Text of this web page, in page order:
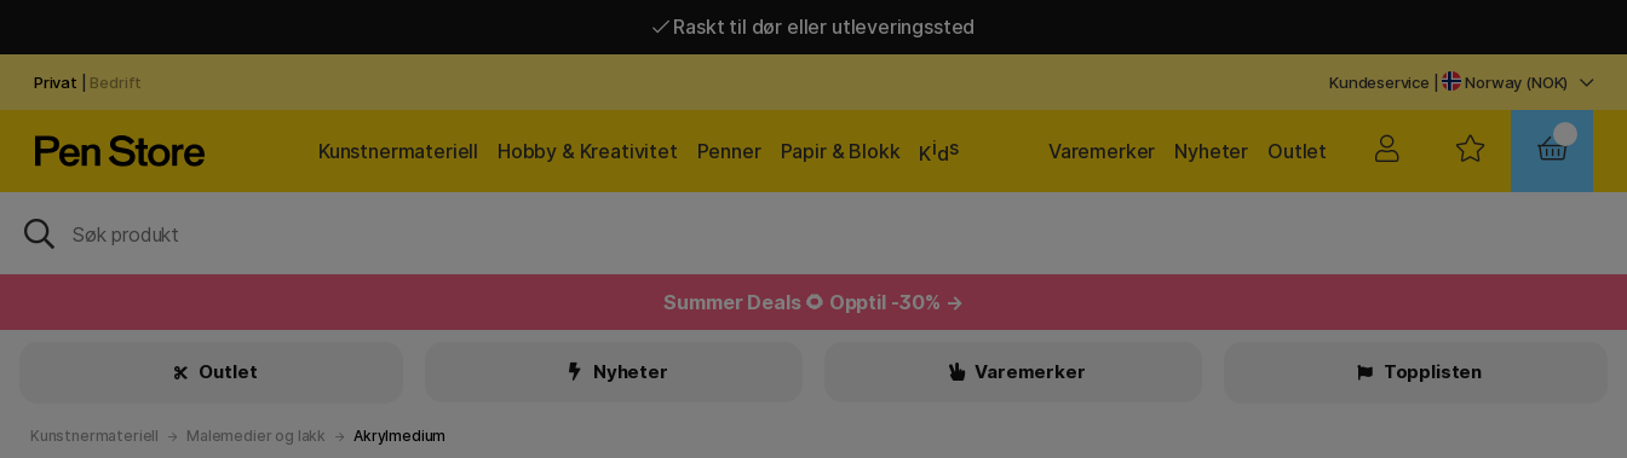
Raskt til dør eller utleveringssted
Privat Bedrift Kundeservice | Norway (NOK)
Kunstnermateriell Hobby & Kreativitet Penner Papir & Blokk Kids Outlet
Nyheter
Varemerker
Summer Deals 🌻 Opptil -30% →
Outlet Nyheter Varemerker Topplisten
Kunstnermateriell Malemedier og lakk Akrylmedium